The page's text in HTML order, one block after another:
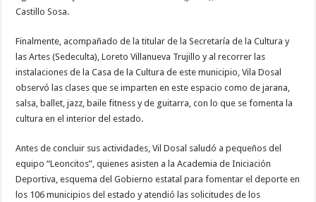
Castillo Sosa.
Finalmente, acompañado de la titular de la Secretaría de la Cultura y
las Artes (Sedeculta), Loreto Villanueva Trujillo y al recorrer las
instalaciones de la Casa de la Cultura de este municipio, Vila Dosal
observó las clases que se imparten en este espacio como de jarana,
salsa, ballet, jazz, baile fitness y de guitarra, con lo que se fomenta la
cultura en el interior del estado.
Antes de concluir sus actividades, Vil Dosal saludó a pequeños del
equipo “Leoncitos”, quienes asisten a la Academia de Iniciación
Deportiva, esquema del Gobierno estatal para fomentar el deporte en
los 106 municipios del estado y atendió las solicitudes de los